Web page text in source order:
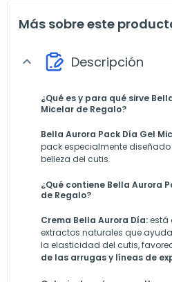
Más sobre este
expand_more Descripción
¿Qué es y para qué sirve
Micelar de Regalo?
Bella Aurora Pack Día Gel
pack especialmente
belleza del cutis.
¿Qué contiene Bella Aurora
de Regalo?
Crema Bella Aurora Día:está
extractos naturales que
la elasticidad del cutis,
de las arrugas y líneas de